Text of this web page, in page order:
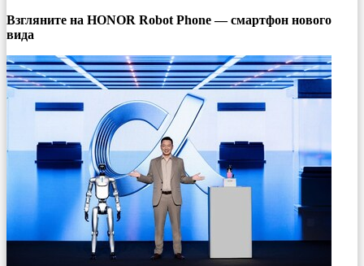
Взгляните на HONOR Robot Phone — смартфон нового
вида